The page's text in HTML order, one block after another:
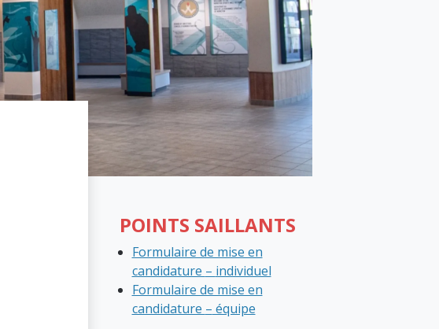
POINTS SAILLANTS
Formulaire de mise en
candidature – individuel
Formulaire de mise en
candidature – équipe